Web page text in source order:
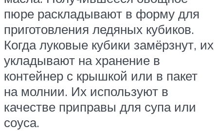
пюре раскладывают в форму для
приготовления ледяных кубиков.
Когда луковые кубики замёрзнут, их
укладывают на хранение в
контейнер с крышкой или в пакет
на молнии. Их используют в
качестве приправы для супа или
соуса.